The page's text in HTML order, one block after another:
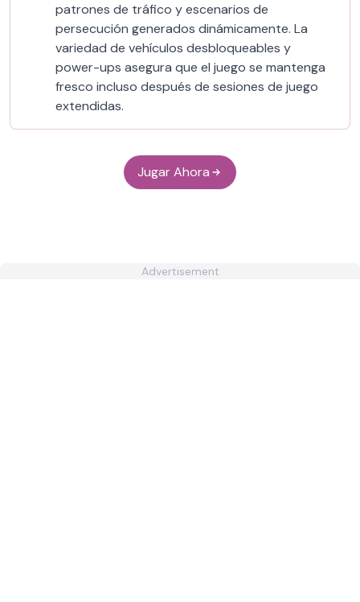
patrones de tráfico y escenarios de
persecución generados dinámicamente. La
variedad de vehículos desbloqueables y
power-ups asegura que el juego se mantenga
fresco incluso después de sesiones de juego
extendidas.
Jugar Ahora
Advertisement